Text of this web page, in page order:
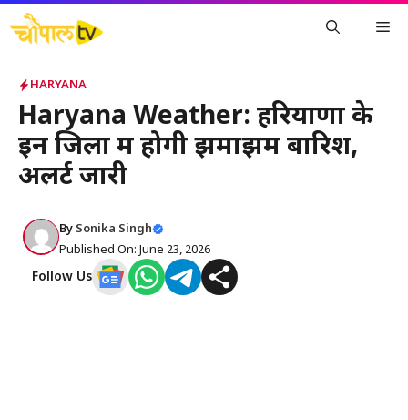
Skip
HARYANA
Haryana Weather: हरियाणा के
इन जिलों में होगी झमाझम बारिश,
अलर्ट जारी
By Sonika Singh
Published On: June 23, 2026
Follow Us